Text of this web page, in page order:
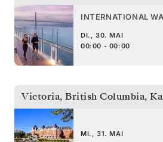
INTERNATIONAL
DI., 30. MAI
00:00 - 00:00
Victoria, British Columbia,
MI., 31. MAI